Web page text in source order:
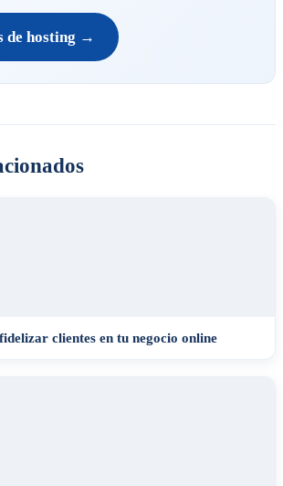
de hosting →
clientes en tu negocio online